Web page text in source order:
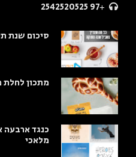
+97 2542520525
סיכום שנת
מתכון
כנגד ארבעה
מלאכי